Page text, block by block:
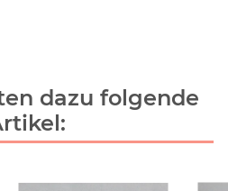
dazu folgende